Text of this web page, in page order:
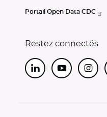
Portail Open Data CDC
Restez connectés
LinkedInYoutube